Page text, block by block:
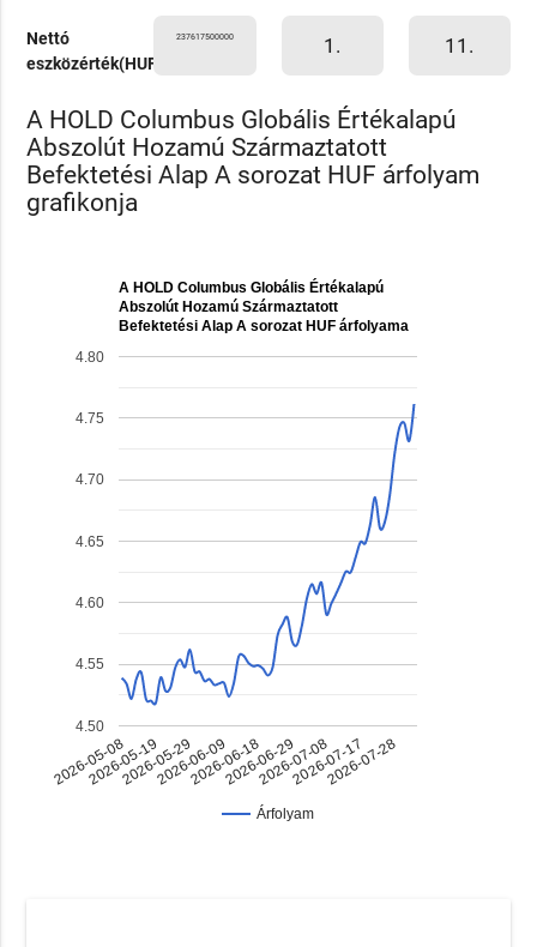
Nettó
eszközérték(HUF)
237617500000 1. 11.
A HOLD Columbus Globális Értékalapú
Abszolút Hozamú Származtatott
Befektetési Alap A sorozat HUF árfolyam
grafikonja
A HOLD Columbus Globális Értékalapú
Abszolút Hozamú Származtatott
Befektetési Alap A sorozat HUF árfolyama
Árfolyam
2026-05-08
2026-05-19
2026-05-29
2026-06-09
2026-06-18
2026-06-29
2026-07-08
2026-07-17
2026-07-28
4.50
4.55
4.60
4.65
4.70
4.75
4.80